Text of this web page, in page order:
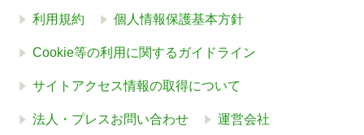
利用規約 個人情報保護基本方針
Cookie等の利用に関するガイドライン
サイトアクセス情報の取得について
法人・プレスお問い合わせ 運営会社